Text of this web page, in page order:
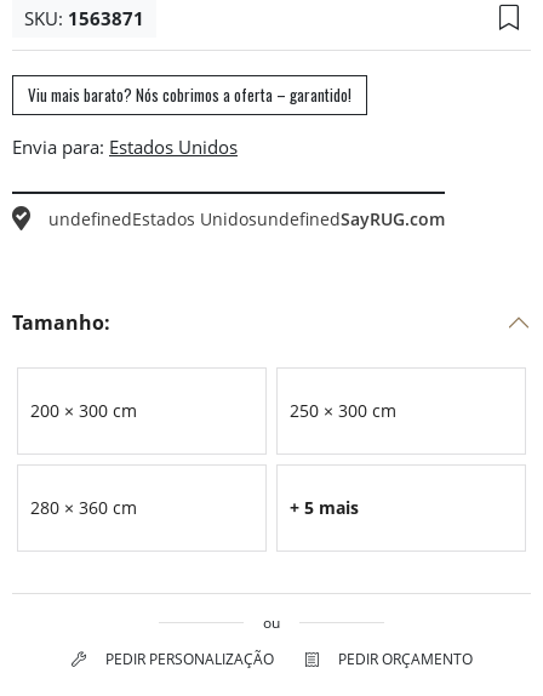
SKU: 1563871
Viu mais barato? Nós cobrimos a oferta – garantido!
Envia para:
undefinedEstados UnidosundefinedSayRUG.com
Tamanho:
200 × 300 cm 250 × 300 cm
280 × 360 cm + 5 mais
ou
PEDIR PERSONALIZAÇÃO
PEDIR ORÇAMENTO